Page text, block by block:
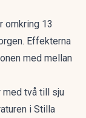
omkring 13
Effekterna
med mellan
med två till sju
i Stilla